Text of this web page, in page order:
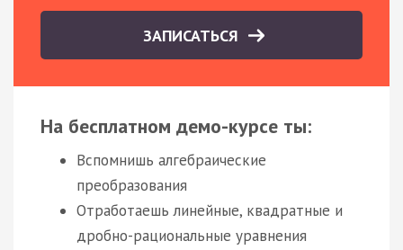
ЗАПИСАТЬСЯ
На бесплатном демо-курсе ты:
Вспомнишь алгебраические
преобразования
Отработаешь линейные, квадратные и
дробно-рациональные уравнения